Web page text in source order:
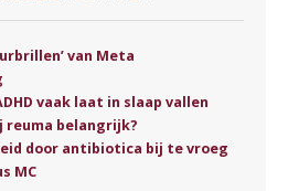
van Meta
vaak laat in slaap vallen
reuma belangrijk?
door antibiotica bij te vroeg
MC